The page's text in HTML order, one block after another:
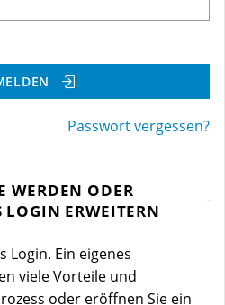
Passwort vergessen?
WERDEN ODER
LOGIN ERWEITERN
Login. Ein eigenes
viele Vorteile und
oder eröffnen Sie ein